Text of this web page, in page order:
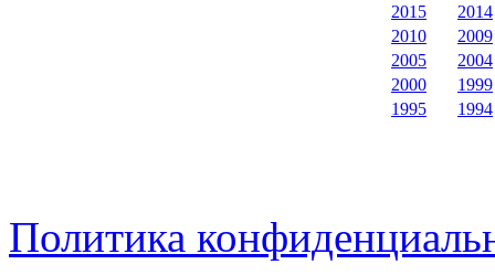
2015
2014
2010
2009
2005
2004
2000
1999
1995
1994
Политика